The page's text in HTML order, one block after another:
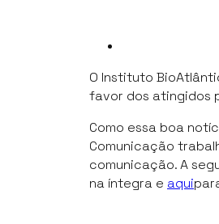
O Instituto
favor dos atingidos
Como essa boa
Comunicação
comunicação. A
na íntegra e aqui